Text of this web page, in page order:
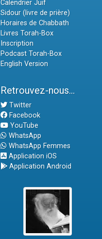
Calendrier Juif
Sidour (livre de prière)
Horaires de Chabbath
Livres Torah-Box
Inscription
Podcast Torah-Box
English Version
Retrouvez-nous...
Twitter
Facebook
YouTube
WhatsApp
WhatsApp Femmes
Application iOS
Application Android